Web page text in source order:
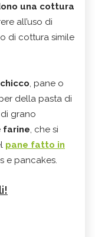
una cottura
all’uso di
di cottura simile
, pane o
della pasta di
grano
farine, che si
pane fatto in
e pancakes.